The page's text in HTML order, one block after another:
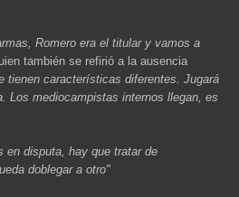
Romero era el titular y vamos a
también se refirió a la ausencia
tienen características diferentes. Jugará
Los mediocampistas internos llegan, es
en disputa, hay que tratar de
doblegar a otro"